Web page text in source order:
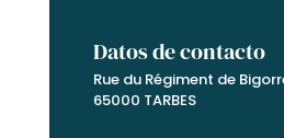
Datos de contacto
Rue du Régiment de
65000 TARBES